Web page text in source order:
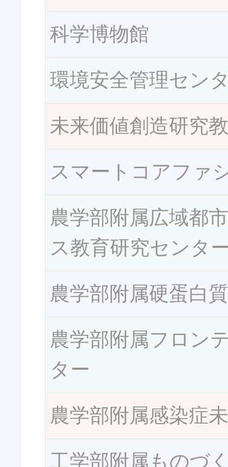
科学博物館
環境安全管理セン
未来価値創造研究
スマートコアファ
農学部附属広域都
ス教育研究センタ
農学部附属硬蛋白
農学部附属フロン
ター
農学部附属感染症
工学部附属ものづ